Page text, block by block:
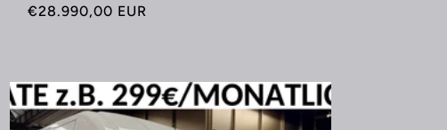
Normaler
€28.990,00 EUR